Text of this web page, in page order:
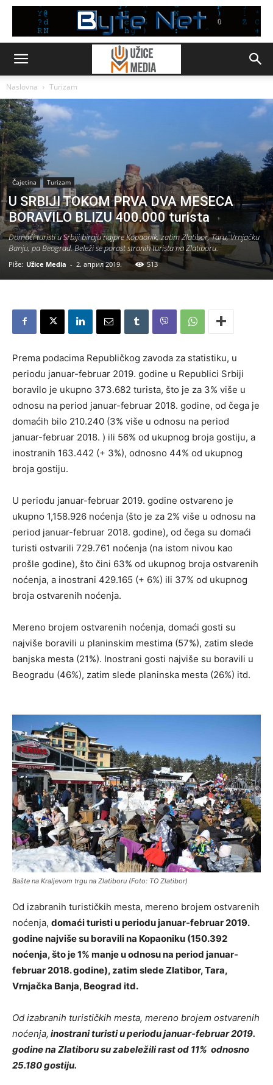
Naslovna Turizam
Čajetina Turizam
U SRBIJI TOKOM PRVA DVA MESECA
BORAVILO BLIZU 400.000 turista
Domaći turisti u Srbiji biraju najpre Kopaonik, zatim Zlatibor, Taru, Vrnjačku
Banju, pa Beograd. Beleži se porast stranih turista na Zlatiboru.
Piše: Užice Media - 2. април 2019. 513
Prema podacima Republičkog zavoda za statistiku, u
periodu januar-februar 2019. godine u Republici Srbiji
boravilo je ukupno 373.682 turista, što je za 3% više u
odnosu na period januar-februar 2018. godine, od čega je
domaćih bilo 210.240 (3% više u odnosu na period
januar-februar 2018. ) ili 56% od ukupnog broja gostiju, a
inostranih 163.442 (+ 3%), odnosno 44% od ukupnog
broja gostiju.
U periodu januar-februar 2019. godine ostvareno je
ukupno 1,158.926 noćenja (što je za 2% više u odnosu na
period januar-februar 2018. godine), od čega su domaći
turisti ostvarili 729.761 noćenja (na istom nivou kao
prošle godine), što čini 63% od ukupnog broja ostvarenih
noćenja, a inostrani 429.165 (+ 6%) ili 37% od ukupnog
broja ostvarenih noćenja.
Mereno brojem ostvarenih noćenja, domaći gosti su
najviše boravili u planinskim mestima (57%), zatim slede
banjska mesta (21%). Inostrani gosti najviše su boravili u
Beogradu (46%), zatim slede planinska mesta (26%) itd.
Bašte na Kraljevom trgu na Zlatiboru (Foto: TO Zlatibor)
Od izabranih turističkih mesta, mereno brojem ostvarenih
noćenja, domaći turisti u periodu januar-februar 2019.
godine najviše su boravili na Kopaoniku (150.392
noćenja, što je 1% manje u odnosu na period januar-
februar 2018. godine), zatim slede Zlatibor, Tara,
Vrnjačka Banja, Beograd itd.
Od izabranih turističkih mesta, mereno brojem ostvarenih
noćenja, inostrani turisti u periodu januar-februar 2019.
godine na Zlatiboru su zabeležili rast od 11% odnosno
25.180 gostiju.